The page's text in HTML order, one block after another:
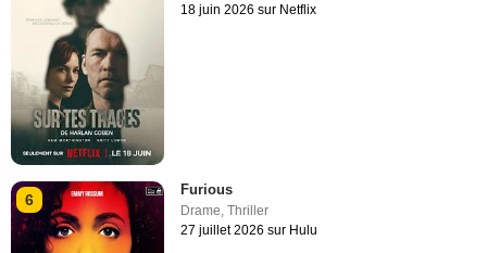
18 juin 2026 sur Netflix
6
Furious
Drame,Thriller
27 juillet 2026 sur Hulu